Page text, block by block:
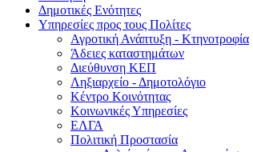
Δημοτικές Ενότητες
Υπηρεσίες προς τους Πολίτες
Αγροτική Ανάπτυξη - Κτηνοτροφία
Άδειες καταστημάτων
Διεύθυνση ΚΕΠ
Ληξιαρχείο - Δημοτολόγιο
Κέντρο Κοινότητας
Κοινωνικές Υπηρεσίες
ΕΛΓΑ
Πολιτική Προστασία